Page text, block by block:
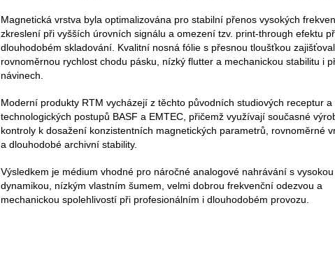
Magnetická vrstva byla optimalizována pro stabilní přenos vysokých
zkreslení při vyšších úrovních signálu a omezení tzv. print-through efektu
dlouhodobém skladování. Kvalitní nosná fólie s přesnou tloušťkou
rovnoměrnou rychlost chodu pásku, nízký flutter a mechanickou stabilitu i
návinech.
Moderní produkty RTM vycházejí z těchto původních studiových receptur a
technologických postupů BASF a EMTEC, přičemž využívají současné
kontroly k dosažení konzistentních magnetických parametrů, rovnoměrné
a dlouhodobé archivní stability.
Výsledkem je médium vhodné pro náročné analogové nahrávání s vysokou
dynamikou, nízkým vlastním šumem, velmi dobrou frekvenční odezvou a
mechanickou spolehlivostí při profesionálním i dlouhodobém provozu.